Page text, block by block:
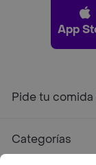
App
Pide tu
Categorías